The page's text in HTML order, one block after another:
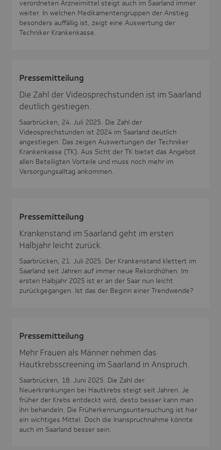
verordneten Arzneimittel steigt auch im Saarland immer
weiter. In welchen Medikamentengruppen der Anstieg
besonders auffällig ist, zeigt eine Auswertung der
Techniker Krankenkasse.
Pres­se­mit­tei­lung
Die Zahl der Videosprechstunden ist im Saarland
deutlich gestiegen.
Saarbrücken, 24. Juli 2025. Die Zahl der
Videosprechstunden ist 2024 im Saarland deutlich
angestiegen. Das zeigen Auswertungen der Techniker
Krankenkasse (TK). Aus Sicht der TK bietet das Angebot
allen Beteiligten Vorteile und muss noch mehr im
Versorgungsalltag ankommen.
Pres­se­mit­tei­lung
Krankenstand im Saarland geht im ersten
Halbjahr leicht zurück.
Saarbrücken, 21. Juli 2025. Der Krankenstand klettert im
Saarland seit Jahren auf immer neue Rekordhöhen. Im
ersten Halbjahr 2025 ist er an der Saar nun leicht
zurückgegangen. Ist das der Beginn einer Trendwende?
Pres­se­mit­tei­lung
Mehr Frauen als Männer nehmen das
Hautkrebsscreening im Saarland in Anspruch.
Saarbrücken, 18. Juni 2025. Die Zahl der
Neuerkrankungen bei Hautkrebs steigt seit Jahren. Je
früher der Krebs entdeckt wird, desto besser kann man
ihn behandeln. Die Früherkennungsuntersuchung ist hier
ein wichtiges Mittel. Doch die Inanspruchnahme könnte
auch im Saarland besser sein.